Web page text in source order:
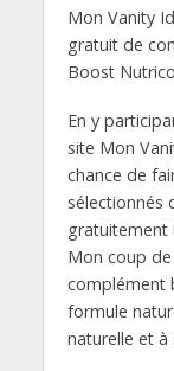
Mon Vanity
gratuit de
Boost
En y
site Mon
chance de
sélectionnés
gratuitement
Mon coup
complément
formule
naturelle et à